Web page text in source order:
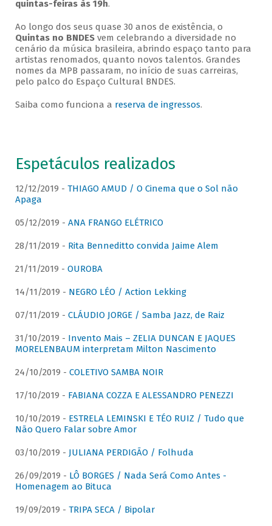
quintas-feiras às 19h.
Ao longo dos seus quase 30 anos de existência, o
Quintas no BNDESvem celebrando a diversidade no
cenário da música brasileira, abrindo espaço tanto para
artistas renomados, quanto novos talentos. Grandes
nomes da MPB passaram, no início de suas carreiras,
pelo palco do Espaço Cultural BNDES.
Saiba como funciona a reserva de ingressos.
Espetáculos realizados
12/12/2019 - THIAGO AMUD / O Cinema que o Sol não
Apaga
05/12/2019 - ANA FRANGO ELÉTRICO
28/11/2019 - Rita Benneditto convida Jaime Alem
21/11/2019 - OUROBA
14/11/2019 - NEGRO LÉO / Action Lekking
07/11/2019 - CLÁUDIO JORGE / Samba Jazz, de Raiz
31/10/2019 - Invento Mais – ZELIA DUNCAN E JAQUES
MORELENBAUM interpretam Milton Nascimento
24/10/2019 - COLETIVO SAMBA NOIR
17/10/2019 - FABIANA COZZA E ALESSANDRO PENEZZI
10/10/2019 - ESTRELA LEMINSKI E TÉO RUIZ / Tudo que
Não Quero Falar sobre Amor
03/10/2019 - JULIANA PERDIGÃO / Folhuda
26/09/2019 - LÔ BORGES / Nada Será Como Antes -
Homenagem ao Bituca
19/09/2019 - TRIPA SECA / Bipolar